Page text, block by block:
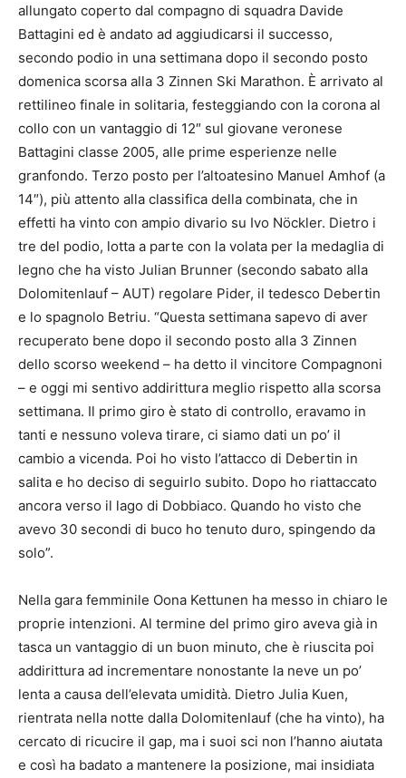
allungato coperto dal compagno di squadra Davide
Battagini ed è andato ad aggiudicarsi il successo,
secondo podio in una settimana dopo il secondo posto
domenica scorsa alla 3 Zinnen Ski Marathon. È arrivato al
rettilineo finale in solitaria, festeggiando con la corona al
collo con un vantaggio di 12″ sul giovane veronese
Battagini classe 2005, alle prime esperienze nelle
granfondo. Terzo posto per l’altoatesino Manuel Amhof (a
14″), più attento alla classifica della combinata, che in
effetti ha vinto con ampio divario su Ivo Nöckler. Dietro i
tre del podio, lotta a parte con la volata per la medaglia di
legno che ha visto Julian Brunner (secondo sabato alla
Dolomitenlauf – AUT) regolare Pider, il tedesco Debertin
e lo spagnolo Betriu. “Questa settimana sapevo di aver
recuperato bene dopo il secondo posto alla 3 Zinnen
dello scorso weekend – ha detto il vincitore Compagnoni
– e oggi mi sentivo addirittura meglio rispetto alla scorsa
settimana. Il primo giro è stato di controllo, eravamo in
tanti e nessuno voleva tirare, ci siamo dati un po’ il
cambio a vicenda. Poi ho visto l’attacco di Debertin in
salita e ho deciso di seguirlo subito. Dopo ho riattaccato
ancora verso il lago di Dobbiaco. Quando ho visto che
avevo 30 secondi di buco ho tenuto duro, spingendo da
solo”.
Nella gara femminile Oona Kettunen ha messo in chiaro le
proprie intenzioni. Al termine del primo giro aveva già in
tasca un vantaggio di un buon minuto, che è riuscita poi
addirittura ad incrementare nonostante la neve un po’
lenta a causa dell’elevata umidità. Dietro Julia Kuen,
rientrata nella notte dalla Dolomitenlauf (che ha vinto), ha
cercato di ricucire il gap, ma i suoi sci non l’hanno aiutata
e così ha badato a mantenere la posizione, mai insidiata